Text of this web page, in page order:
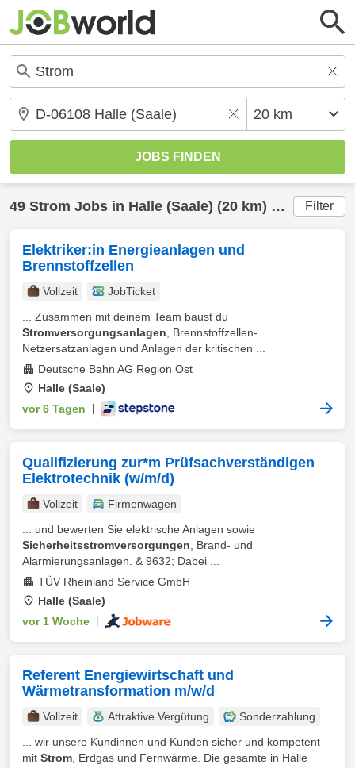
49 Strom Jobs in Halle (Saale) (20 km) gefunden Filter
Elektriker:in Energieanlagen und
Brennstoffzellen
Vollzeit
JobTicket
... Zusammen mit deinem Team baust du
Stromversorgungsanlagen , Brennstoffzellen-
Netzersatzanlagen und Anlagen der kritischen ...
Deutsche Bahn AG Region Ost
Halle (Saale)
vor 6 Tagen
Qualifizierung zur*m Prüfsachverständigen
Elektrotechnik (w/m/d)
Vollzeit
Firmenwagen
... und bewerten Sie elektrische Anlagen sowie
Sicherheitsstromversorgungen , Brand- und
Alarmierungsanlagen. & 9632; Dabei ...
TÜV Rheinland Service GmbH
Halle (Saale)
vor 1 Woche
Referent Energiewirtschaft und
Wärmetransformation m/w/d
Vollzeit Attraktive Vergütung
Sonderzahlung
... wir unsere Kundinnen und Kunden sicher und kompetent
mit Strom , Erdgas und Fernwärme. Die gesamte in Halle